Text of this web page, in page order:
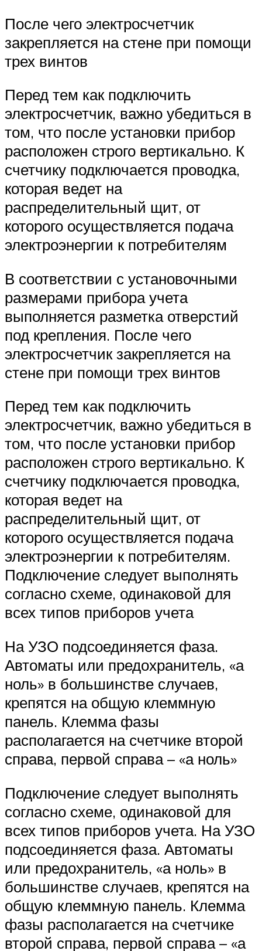
После чего электросчетчик
закрепляется на стене при помощи
трех винтов
Перед тем как подключить
электросчетчик, важно убедиться в
том, что после установки прибор
расположен строго вертикально. К
счетчику подключается проводка,
которая ведет на
распределительный щит, от
которого осуществляется подача
электроэнергии к потребителям
В соответствии с установочными
размерами прибора учета
выполняется разметка отверстий
под крепления. После чего
электросчетчик закрепляется на
стене при помощи трех винтов
Перед тем как подключить
электросчетчик, важно убедиться в
том, что после установки прибор
расположен строго вертикально. К
счетчику подключается проводка,
которая ведет на
распределительный щит, от
которого осуществляется подача
электроэнергии к потребителям.
Подключение следует выполнять
согласно схеме, одинаковой для
всех типов приборов учета
На УЗО подсоединяется фаза.
Автоматы или предохранитель, «а
ноль» в большинстве случаев,
крепятся на общую клеммную
панель. Клемма фазы
располагается на счетчике второй
справа, первой справа – «а ноль»
Подключение следует выполнять
согласно схеме, одинаковой для
всех типов приборов учета. На УЗО
подсоединяется фаза. Автоматы
или предохранитель, «а ноль» в
большинстве случаев, крепятся на
общую клеммную панель. Клемма
фазы располагается на счетчике
второй справа, первой справа – «а